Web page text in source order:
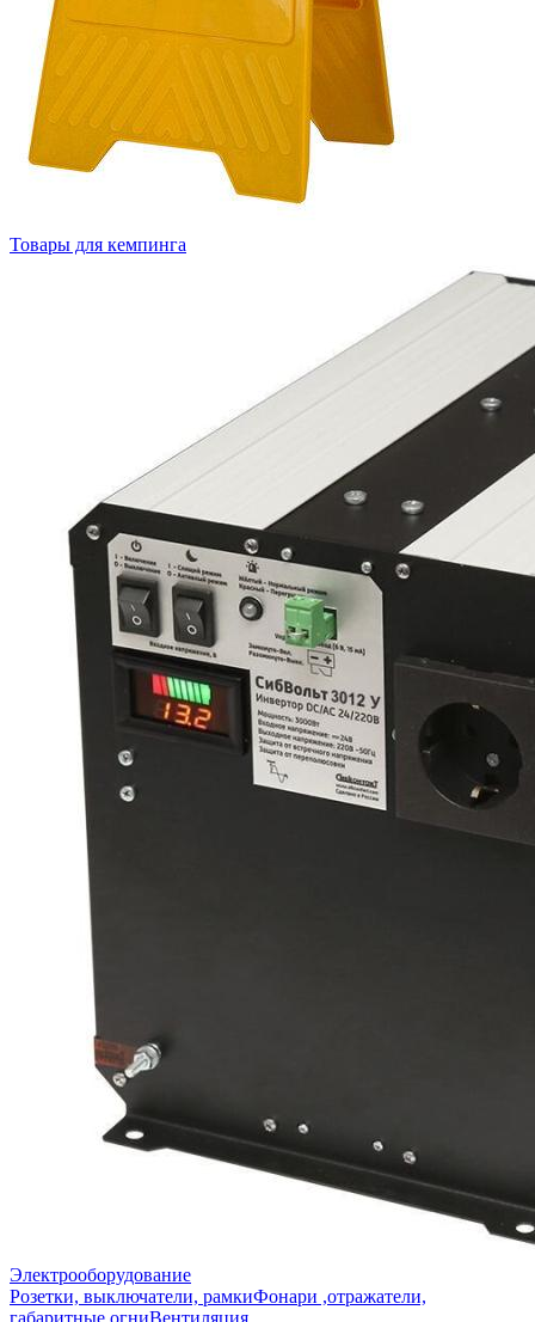
Товары для кемпинга
Электрооборудование
Розетки, выключатели, рамкиФонари ,отражатели,
габаритные огниВентиляция